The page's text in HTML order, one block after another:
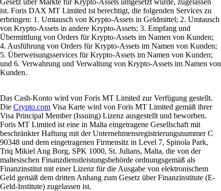
ist. Foris DAX MT Limited ist berechtigt, die folgenden Services zu
erbringen: 1. Umtausch von Krypto-Assets in Geldmittel; 2. Umtausch
von Krypto-Assets in andere Krypto-Assets; 3. Empfang und
Übermittlung von Orders für Krypto-Assets im Namen von Kunden;
4. Ausführung von Orders für Krypto-Assets im Namen von Kunden;
5. Überweisungsservices für Krypto-Assets im Namen von Kunden;
und 6. Verwahrung und Verwaltung von Krypto-Assets im Namen von
Kunden.
Das Cash-Konto wird von Foris MT Limited zur Verfügung gestellt.
Die Crypto.com Visa Karte wird von Foris MT Limited gemäß ihrer
Visa Principal Member (Issuing) Lizenz ausgestellt und beworben.
Foris MT Limited ist eine in Malta eingetragene Gesellschaft mit
beschränkter Haftung mit der Unternehmensregistrierungsnummer C
90348 und dem eingetragenen Firmensitz in Level 7, Spinola Park,
Triq Mikiel Ang Borg, SPK 1000, St. Julians, Malta, die von der
maltesischen Finanzdienstleistungsbehörde ordnungsgemäß als
Finanzinstitut mit einer Lizenz für die Ausgabe von elektronischem
Geld gemäß dem dritten Anhang zum Gesetz über Finanzinstitute (E-
Geld-Institute) zugelassen ist.